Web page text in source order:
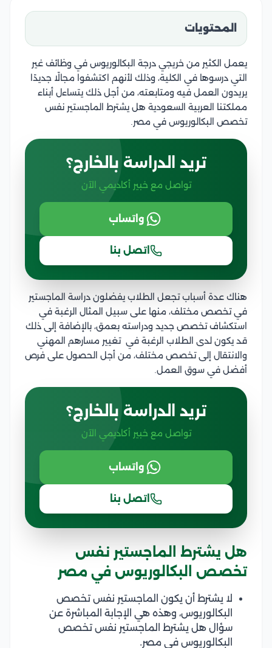
المحتويات
يعمل الكثير من خريجي درجة البكالوريوس في وظائف غير
التي درسوها في الكلية، وذلك لأنهم اكتشفوا مجالًا جديدًا
يريدون العمل فيه ومتابعته، من أجل ذلك يتساءل أبناء
مملكتنا العربية السعودية هل يشترط الماجستير نفس
تخصص البكالوريوس في مصر.
تريد الدراسة بالخارج؟
تواصل مع خبير أكاديمي الآن
واتساب
اتصل بنا
هناك عدة أسباب تجعل الطلاب يفضلون دراسة الماجستير
في تخصص مختلف، منها على سبيل المثال الرغبة في
استكشاف تخصص جديد ودراسته بعمق، بالإضافة إلى ذلك
قد يكون لدى الطلاب الرغبة في تغيير مسارهم المهني
والانتقال إلى تخصص مختلف، من أجل الحصول على فرص
أفضل في سوق العمل.
تريد الدراسة بالخارج؟
تواصل مع خبير أكاديمي الآن
واتساب
اتصل بنا
هل يشترط الماجستير نفس
تخصص البكالوريوس في مصر
لا يشترط أن يكون الماجستير نفس تخصص
البكالوريوس، وهذه هي الإجابة المباشرة عن
سؤال هل يشترط الماجستير نفس تخصص
البكالوريوس في مصر.